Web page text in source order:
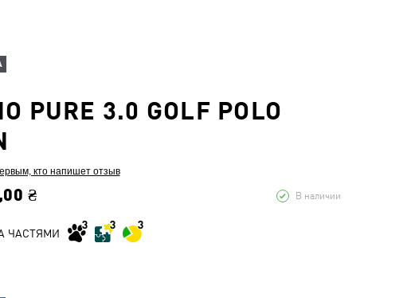
PURE 3.0 GOLF POLO
кто напишет отзыв
₴ В наличии
ЧАСТЯМИ